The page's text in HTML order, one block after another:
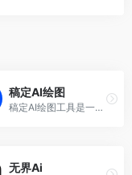
稿定AI绘图
稿定AI绘图工具是一款智能化的绘图工具
无界Ai